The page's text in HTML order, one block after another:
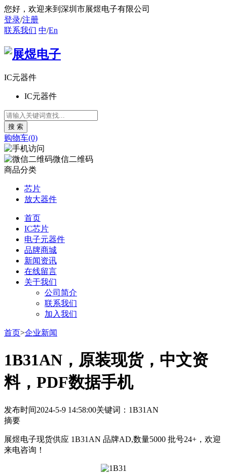
您好 ，欢迎来到深圳市展煜电子有限公司
登录/注册
联系我们 中/En
IC元器件
IC元器件
购物车(0)
微信二维码
商品分类
芯片
放大器件
首页
IC芯片
电子元器件
品牌商城
新闻资讯
在线留言
关于我们
公司简介
联系我们
加入我们
首页>企业新闻
1B31AN，原装现货，中文资
料，PDF数据手机
发布时间2024-5-9 14:58:00关键词：1B31AN
摘要
展煜电子现货供应 1B31AN 品牌AD,数量5000 批号24+，欢迎
来电咨询！